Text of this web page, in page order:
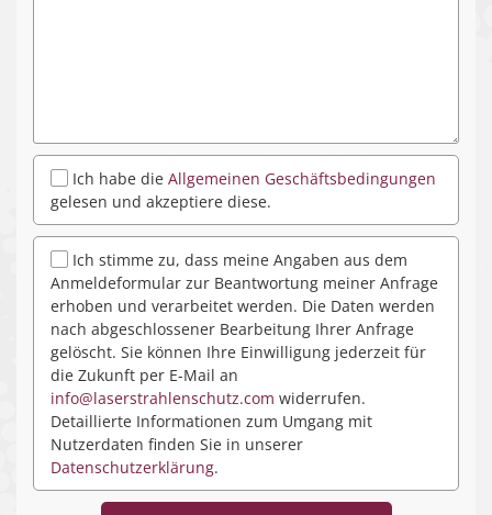
Ich habe die Allgemeinen Geschäftsbedingungen
gelesen und akzeptiere diese.
Ich stimme zu, dass meine Angaben aus dem
Anmeldeformular zur Beantwortung meiner Anfrage
erhoben und verarbeitet werden. Die Daten werden
nach abgeschlossener Bearbeitung Ihrer Anfrage
gelöscht. Sie können Ihre Einwilligung jederzeit für
die Zukunft per E-Mail an
info@laserstrahlenschutz.com widerrufen.
Detaillierte Informationen zum Umgang mit
Nutzerdaten finden Sie in unserer
Datenschutzerklärung.